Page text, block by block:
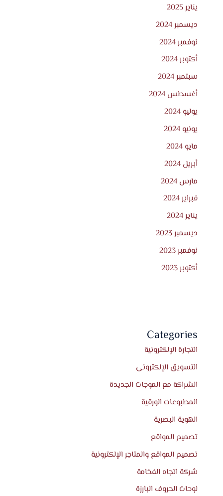
يناير 2025
ديسمبر 2024
نوفمبر 2024
أكتوبر 2024
سبتمبر 2024
أغسطس 2024
يوليو 2024
يونيو 2024
مايو 2024
أبريل 2024
مارس 2024
فبراير 2024
يناير 2024
ديسمبر 2023
نوفمبر 2023
أكتوبر 2023
Categories
التجارة الإلكترونية
التسويق الإلكترونى
الشراكة مع الموجات الجديدة
المطبوعات الورقية
الهوية البصرية
تصميم المواقع
تصميم المواقع والمتاجر الإلكترونية
شركة اتجاه الفخامة
لوحات الحروف البارزة